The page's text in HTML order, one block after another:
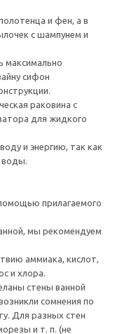
и фен, а в
с шампунем и
максимально
сифон
раковина с
для жидкого
и энергию, так как
прилагаемого
мы рекомендуем
аммиака, кислот,
и хлора.
стены ванной
сомнения по
Для разных стен
и т. п. (не